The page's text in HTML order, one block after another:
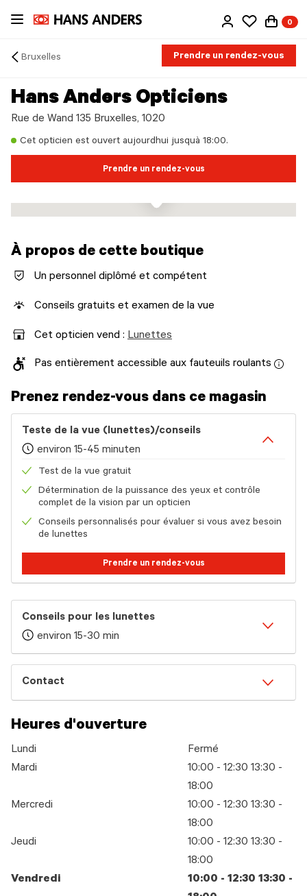
Passer
principal
0
Bruxelles Prendre un rendez-vous
Hans Anders Opticiens
Rue de Wand 135 Bruxelles, 1020
Cet opticien est ouvert aujourdhui jusquà 18:00.
Prendre un rendez-vous
À propos de cette boutique
Un personnel diplômé et compétent
Conseils gratuits et examen de la vue
Cet opticien vend : Lunettes
Pas entièrement accessible aux fauteuils roulants
Prenez rendez-vous dans ce magasin
Teste de la vue (lunettes)/conseils
environ 15-45 minuten
Test de la vue gratuit
Détermination de la puissance des yeux et contrôle
complet de la vision par un opticien
Conseils personnalisés pour évaluer si vous avez besoin
de lunettes
Prendre un rendez-vous
Conseils pour les lunettes
environ 15-30 min
Contact
Heures d'ouverture
Lundi
Fermé
Mardi
10:00 - 12:30 13:30 -
18:00
Mercredi
10:00 - 12:30 13:30 -
18:00
Jeudi
10:00 - 12:30 13:30 -
18:00
Vendredi
10:00 - 12:30 13:30 -